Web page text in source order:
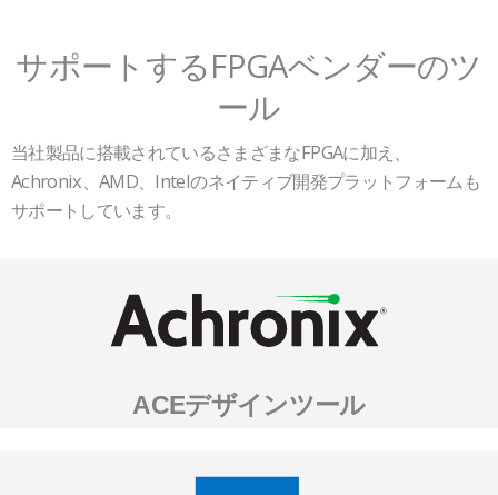
サポートするFPGAベンダーのツ
ール
当社製品に搭載されているさまざまなFPGAに加え、
Achronix、AMD、Intelのネイティブ開発プラットフォームも
サポートしています。
ACEデザインツール